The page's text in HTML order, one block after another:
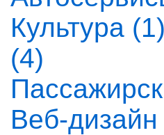
Культура (1)
(4)
Веб-дизайн